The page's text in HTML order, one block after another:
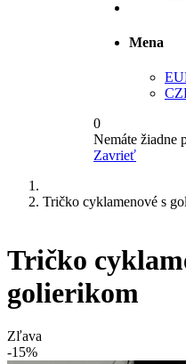
Mena
0
Nemáte žiadne
Zavrieť
Tričko cyklamenové s
Tričko
golierikom
Zľava
-15%